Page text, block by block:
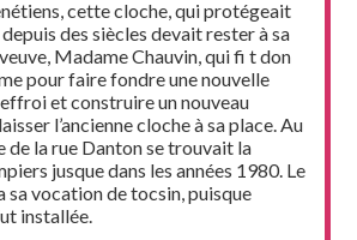
cette cloche, qui protégeait
des siècles devait rester à sa
Madame Chauvin, qui fi t don
pour faire fondre une nouvelle
et construire un nouveau
l’ancienne cloche à sa place. Au
de la rue Danton se trouvait la
jusque dans les années 1980. Le
vocation de tocsin, puisque
installée.